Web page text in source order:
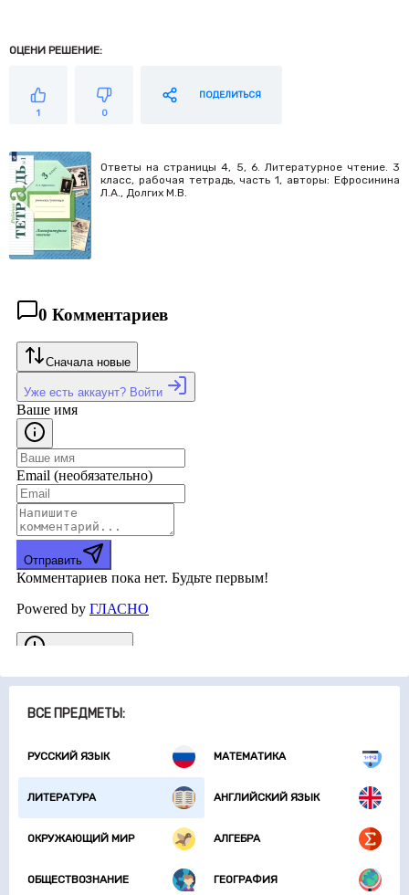
ВСЕ ПРЕДМЕТЫ:
РУССКИЙ ЯЗЫК МАТЕМАТИКА
ЛИТЕРАТУРА АНГЛИЙСКИЙ ЯЗЫК
ОКРУЖАЮЩИЙ МИР АЛГЕБРА
ОБЩЕСТВОЗНАНИЕ ГЕОГРАФИЯ
ОЦЕНИ РЕШЕНИЕ:
1 0
ПОДЕЛИТЬСЯ
Ответы на страницы 4, 5, 6. Литературное чтение. 3
класс, рабочая тетрадь, часть 1, авторы: Ефросинина
Л.А., Долгих М.В.